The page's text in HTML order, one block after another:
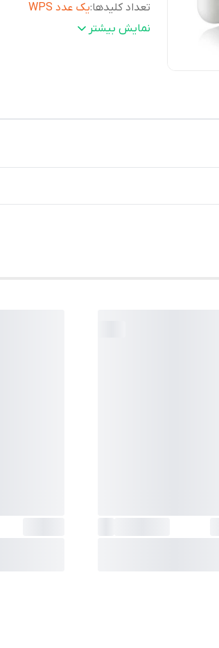
تعداد کلیدها:یک عدد WPS
فرکانس :2.400-2.4835 گیگاهرتزنمایش بیشتر